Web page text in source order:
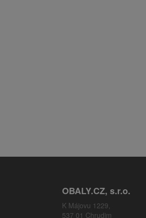
OBALY.CZ, s.r.o.
K Májovu 1229,
537 01 Chrudim